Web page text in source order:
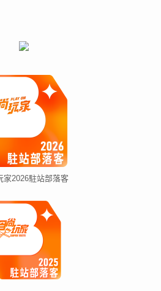
家2026駐站部落客